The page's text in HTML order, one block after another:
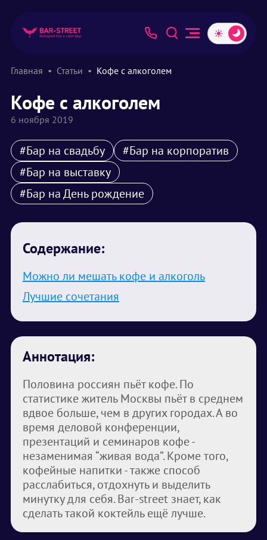
Главная Статьи Кофе с алкоголем
Кофе с алкоголем
6 ноября 2019
#Бар на свадьбу
#Бар на корпоратив
#Бар на выставку
#Бар на День рождение
Содержание:
Можно ли мешать кофе и алкоголь
Лучшие сочетания
Аннотация:
Половина россиян пьёт кофе. По
статистике житель Москвы пьёт в среднем
вдвое больше, чем в других городах. А во
время деловой конференции,
презентаций и семинаров кофе -
незаменимая “живая вода”. Кроме того,
кофейные напитки - также способ
расслабиться, отдохнуть и выделить
минутку для себя. Bar-street знает, как
сделать такой коктейль ещё лучше.